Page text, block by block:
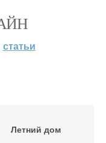
статьи
Летний дом